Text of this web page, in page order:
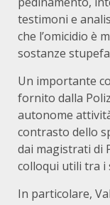
testimoni e
che l’omicidio è
sostanze
Un importante
fornito dalla
autonome
contrasto dello
dai magistrati di
colloqui utili tra i
In particolare,